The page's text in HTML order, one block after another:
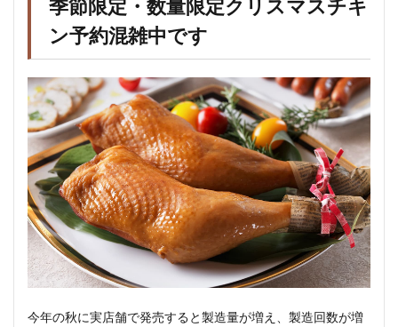
季節限定・数量限定クリスマスチキ
ン予約混雑中です
今年の秋に実店舗で発売すると製造量が増え、製造回数が増